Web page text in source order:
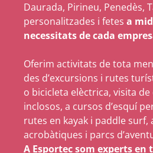
Daurada, Pirineu, Penedès,
personalitzades i fetes a
necessitats de cada
Oferim activitats de tota
des d’excursions i rutes
o bicicleta elèctrica, visita
inclosos, a cursos d’esquí
rutes en kayak i paddle surf,
acrobàtiques i parcs
A Esportec som experts